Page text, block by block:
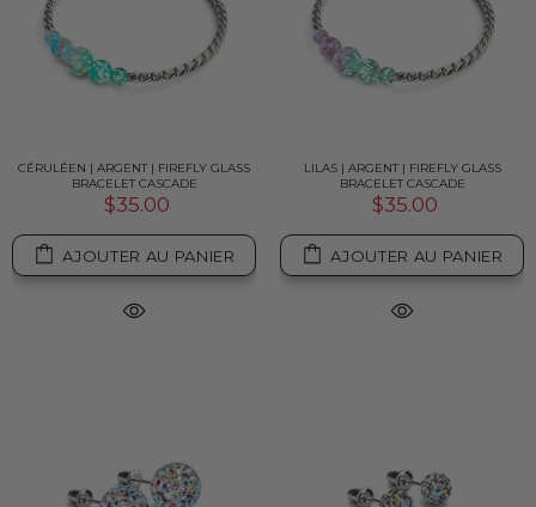
CÉRULÉEN | ARGENT | FIREFLY GLASS
BRACELET CASCADE
$35.00
AJOUTER AU PANIER
LILAS | ARGENT | FIREFLY GLASS
BRACELET CASCADE
$35.00
AJOUTER AU PANIER